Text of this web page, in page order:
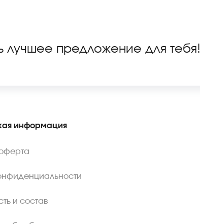
лучшее предложение для тебя!
информация
и состав